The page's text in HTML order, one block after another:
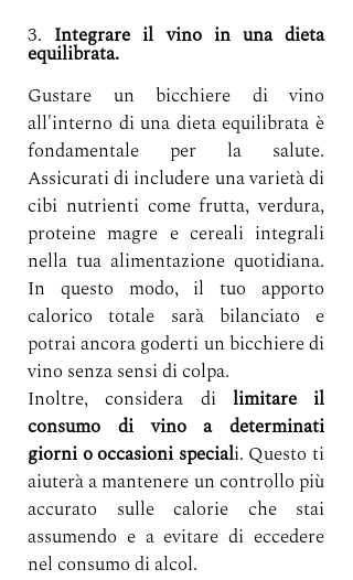
3. Integrare il vino in una dieta
equilibrata.
Gustare un bicchiere di vino
all'interno di una dieta equilibrata è
fondamentale per la salute.
Assicurati di includere una varietà di
cibi nutrienti come frutta, verdura,
proteine magre e cereali integrali
nella tua alimentazione quotidiana.
In questo modo, il tuo apporto
calorico totale sarà bilanciato e
potrai ancora goderti un bicchiere di
vino senza sensi di colpa.
Inoltre, considera di limitare il
consumo di vino a determinati
giorni o occasioni speciali. Questo ti
aiuterà a mantenere un controllo più
accurato sulle calorie che stai
assumendo e a evitare di eccedere
nel consumo di alcol.